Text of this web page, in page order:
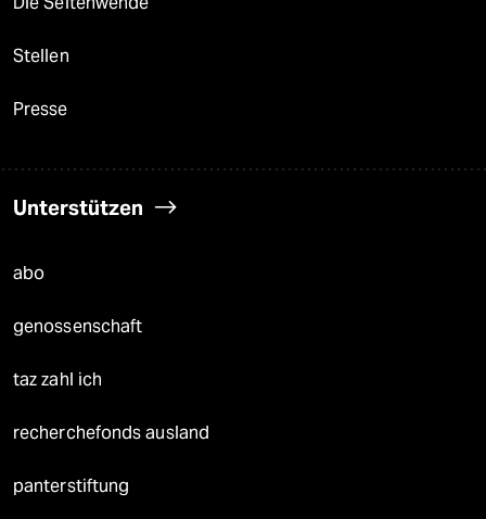
Stellen
Presse
Unterstützen
abo
genossenschaft
taz zahl ich
recherchefonds ausland
panterstiftung